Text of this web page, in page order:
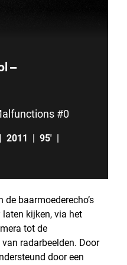
–
#0
| 2011 | 95' |
de baarmoederecho’s
kijken, via het
tot de
radarbeelden. Door
door een